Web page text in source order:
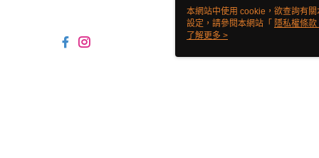
本網站中使用 cookie，欲查詢有
設定，請參閱本網站「 隱私權條款
使用 cookie。
了解更多 >